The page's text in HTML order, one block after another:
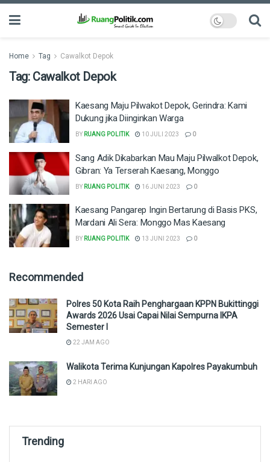
Home Tag Cawalkot Depok
Tag: Cawalkot Depok
Kaesang Maju Pilwakot Depok, Gerindra: Kami
Dukung jika Diinginkan Warga
BY RUANG POLITIK 10 JULI 2023 0
Sang Adik Dikabarkan Mau Maju Pilwalkot Depok,
Gibran: Ya Terserah Kaesang, Monggo
BY RUANG POLITIK 16 JUNI 2023 0
Kaesang Pangarep Ingin Bertarung di Basis PKS,
Mardani Ali Sera: Monggo Mas Kaesang
BY RUANG POLITIK 13 JUNI 2023 0
Recommended
Polres 50 Kota Raih Penghargaan KPPN Bukittinggi
Awards 2026 Usai Capai Nilai Sempurna IKPA
Semester I
22 JAM AGO
Walikota Terima Kunjungan Kapolres Payakumbuh
2 HARI AGO
Trending